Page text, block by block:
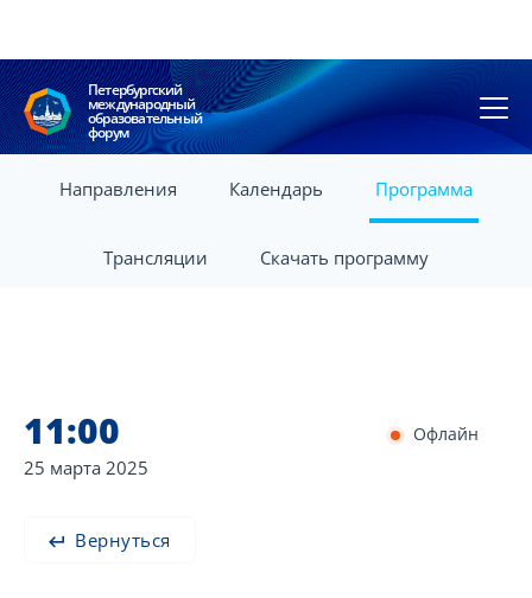
Петербургский
международный
образовательный
форум
Направления Календарь Программа
Трансляции Скачать программу
11:00
25 марта 2025
Офлайн
Вернуться